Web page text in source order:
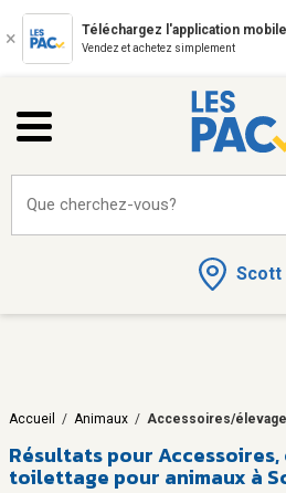
Téléchargez l'application mobile
Vendez et achetez simplement
Scott
Que cherchez-vous?
Accueil / Animaux / Accessoires/
Résultats pour
toilettage pour animaux à